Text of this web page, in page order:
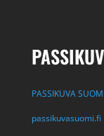
PASSIKUVA
passikuvasuomi.fi